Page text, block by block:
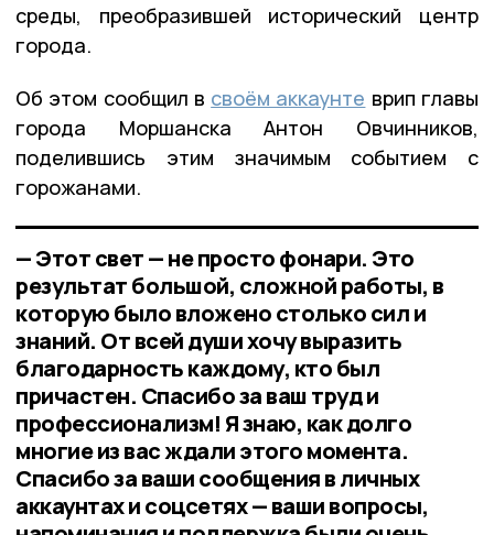
среды, преобразившей исторический центр
города.
Об этом сообщил в своём аккаунте врип главы
города Моршанска Антон Овчинников,
поделившись этим значимым событием с
горожанами.
— Этот свет — не просто фонари. Это
результат большой, сложной работы, в
которую было вложено столько сил и
знаний. От всей души хочу выразить
благодарность каждому, кто был
причастен. Спасибо за ваш труд и
профессионализм! Я знаю, как долго
многие из вас ждали этого момента.
Спасибо за ваши сообщения в личных
аккаунтах и соцсетях — ваши вопросы,